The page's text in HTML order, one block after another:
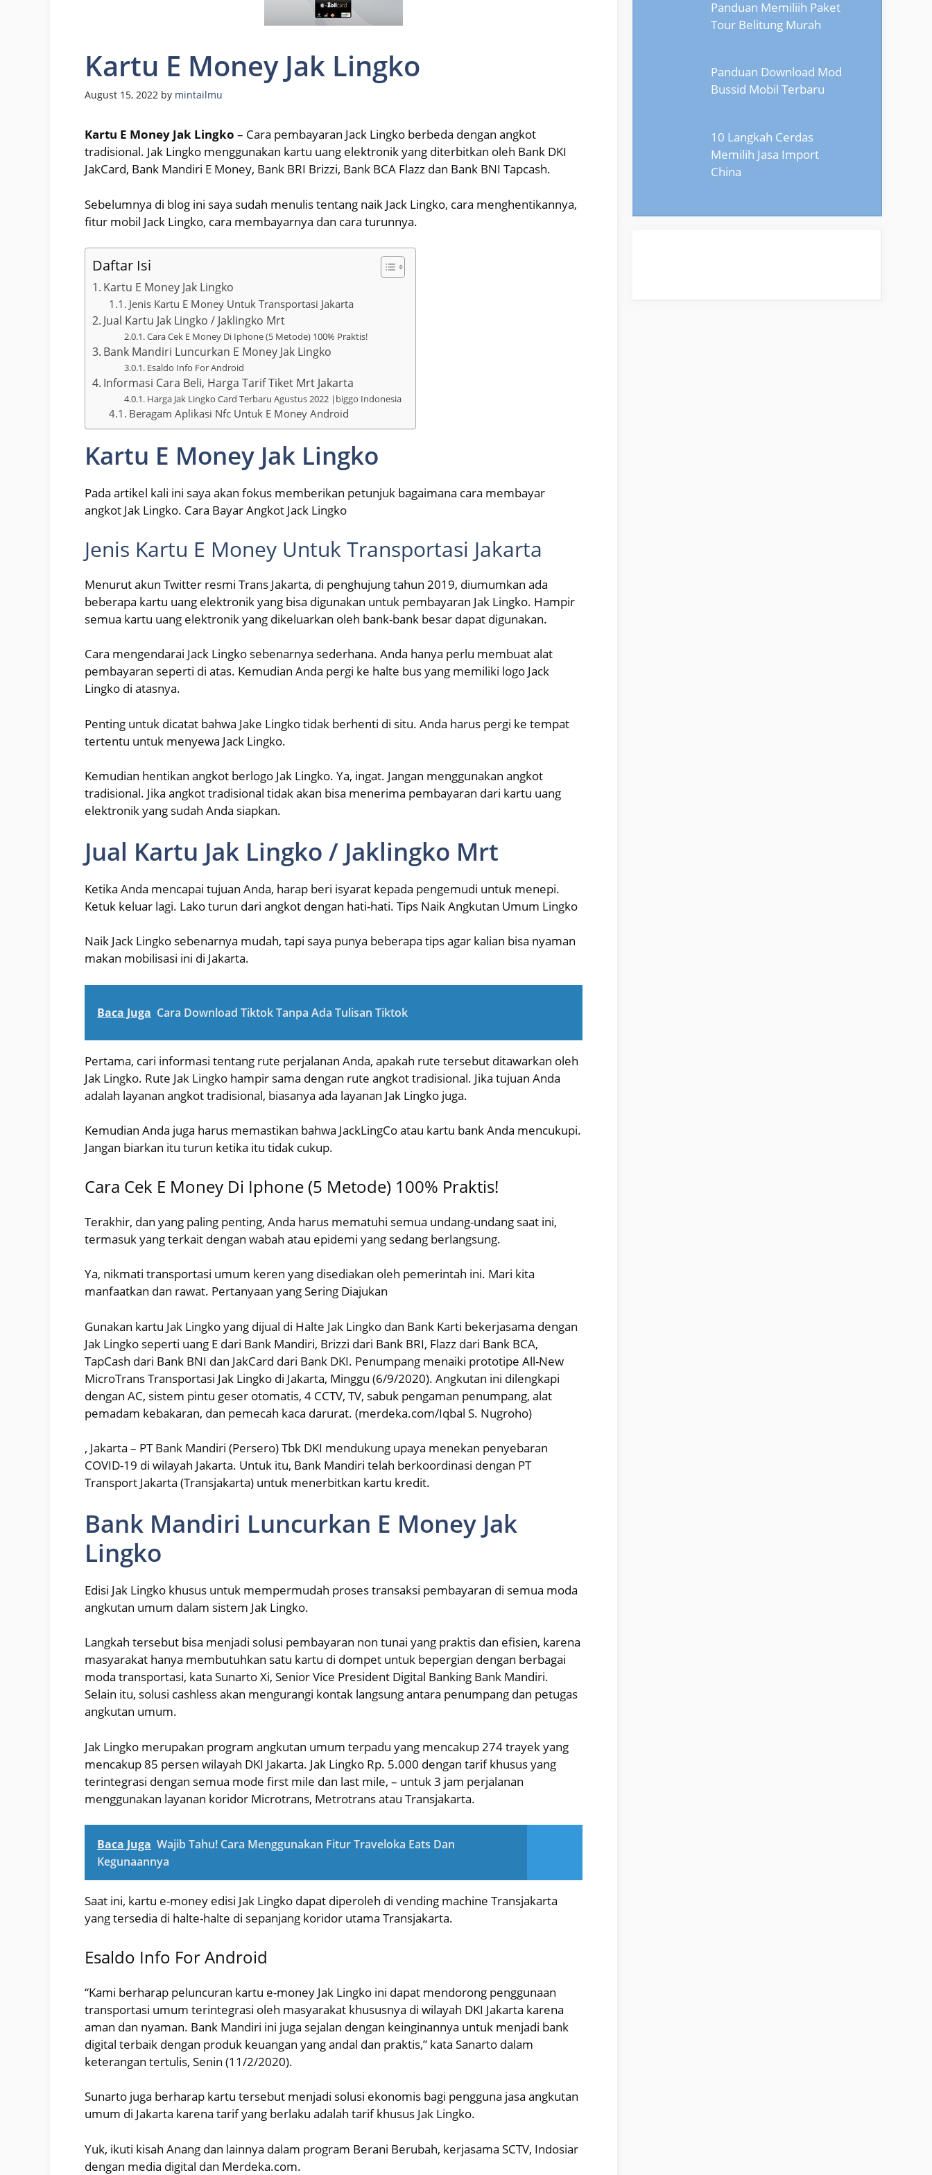
Kartu E Money Jak Lingko
August 15, 2022 by mintailmu
Kartu E Money Jak Lingko – Cara pembayaran Jack Lingko berbeda dengan angkot
tradisional. Jak Lingko menggunakan kartu uang elektronik yang diterbitkan oleh Bank DKI
JakCard, Bank Mandiri E Money, Bank BRI Brizzi, Bank BCA Flazz dan Bank BNI Tapcash.
Sebelumnya di blog ini saya sudah menulis tentang naik Jack Lingko, cara menghentikannya,
fitur mobil Jack Lingko, cara membayarnya dan cara turunnya.
Daftar Isi
Kartu E Money Jak Lingko
Jenis Kartu E Money Untuk Transportasi Jakarta
Jual Kartu Jak Lingko / Jaklingko Mrt
Cara Cek E Money Di Iphone (5 Metode) 100% Praktis!
Bank Mandiri Luncurkan E Money Jak Lingko
Esaldo Info For Android
Informasi Cara Beli, Harga Tarif Tiket Mrt Jakarta
Harga Jak Lingko Card Terbaru Agustus 2022 |biggo Indonesia
Beragam Aplikasi Nfc Untuk E Money Android
Kartu E Money Jak Lingko
Pada artikel kali ini saya akan fokus memberikan petunjuk bagaimana cara membayar
angkot Jak Lingko. Cara Bayar Angkot Jack Lingko
Jenis Kartu E Money Untuk Transportasi Jakarta
Menurut akun Twitter resmi Trans Jakarta, di penghujung tahun 2019, diumumkan ada
beberapa kartu uang elektronik yang bisa digunakan untuk pembayaran Jak Lingko. Hampir
semua kartu uang elektronik yang dikeluarkan oleh bank-bank besar dapat digunakan.
Cara mengendarai Jack Lingko sebenarnya sederhana. Anda hanya perlu membuat alat
pembayaran seperti di atas. Kemudian Anda pergi ke halte bus yang memiliki logo Jack
Lingko di atasnya.
Penting untuk dicatat bahwa Jake Lingko tidak berhenti di situ. Anda harus pergi ke tempat
tertentu untuk menyewa Jack Lingko.
Kemudian hentikan angkot berlogo Jak Lingko. Ya, ingat. Jangan menggunakan angkot
tradisional. Jika angkot tradisional tidak akan bisa menerima pembayaran dari kartu uang
elektronik yang sudah Anda siapkan.
Jual Kartu Jak Lingko / Jaklingko Mrt
Ketika Anda mencapai tujuan Anda, harap beri isyarat kepada pengemudi untuk menepi.
Ketuk keluar lagi. Lako turun dari angkot dengan hati-hati. Tips Naik Angkutan Umum Lingko
Naik Jack Lingko sebenarnya mudah, tapi saya punya beberapa tips agar kalian bisa nyaman
makan mobilisasi ini di Jakarta.
Baca Juga Cara Download Tiktok Tanpa Ada Tulisan Tiktok
Pertama, cari informasi tentang rute perjalanan Anda, apakah rute tersebut ditawarkan oleh
Jak Lingko. Rute Jak Lingko hampir sama dengan rute angkot tradisional. Jika tujuan Anda
adalah layanan angkot tradisional, biasanya ada layanan Jak Lingko juga.
Kemudian Anda juga harus memastikan bahwa JackLingCo atau kartu bank Anda mencukupi.
Jangan biarkan itu turun ketika itu tidak cukup.
Cara Cek E Money Di Iphone (5 Metode) 100% Praktis!
Terakhir, dan yang paling penting, Anda harus mematuhi semua undang-undang saat ini,
termasuk yang terkait dengan wabah atau epidemi yang sedang berlangsung.
Ya, nikmati transportasi umum keren yang disediakan oleh pemerintah ini. Mari kita
manfaatkan dan rawat. Pertanyaan yang Sering Diajukan
Gunakan kartu Jak Lingko yang dijual di Halte Jak Lingko dan Bank Karti bekerjasama dengan
Jak Lingko seperti uang E dari Bank Mandiri, Brizzi dari Bank BRI, Flazz dari Bank BCA,
TapCash dari Bank BNI dan JakCard dari Bank DKI. Penumpang menaiki prototipe All-New
MicroTrans Transportasi Jak Lingko di Jakarta, Minggu (6/9/2020). Angkutan ini dilengkapi
dengan AC, sistem pintu geser otomatis, 4 CCTV, TV, sabuk pengaman penumpang, alat
pemadam kebakaran, dan pemecah kaca darurat. (merdeka.com/Iqbal S. Nugroho)
, Jakarta – PT Bank Mandiri (Persero) Tbk DKI mendukung upaya menekan penyebaran
COVID-19 di wilayah Jakarta. Untuk itu, Bank Mandiri telah berkoordinasi dengan PT
Transport Jakarta (Transjakarta) untuk menerbitkan kartu kredit.
Bank Mandiri Luncurkan E Money Jak
Lingko
Edisi Jak Lingko khusus untuk mempermudah proses transaksi pembayaran di semua moda
angkutan umum dalam sistem Jak Lingko.
Langkah tersebut bisa menjadi solusi pembayaran non tunai yang praktis dan efisien, karena
masyarakat hanya membutuhkan satu kartu di dompet untuk bepergian dengan berbagai
moda transportasi, kata Sunarto Xi, Senior Vice President Digital Banking Bank Mandiri.
Selain itu, solusi cashless akan mengurangi kontak langsung antara penumpang dan petugas
angkutan umum.
Jak Lingko merupakan program angkutan umum terpadu yang mencakup 274 trayek yang
mencakup 85 persen wilayah DKI Jakarta. Jak Lingko Rp. 5.000 dengan tarif khusus yang
terintegrasi dengan semua mode first mile dan last mile, – untuk 3 jam perjalanan
menggunakan layanan koridor Microtrans, Metrotrans atau Transjakarta.
Baca Juga Wajib Tahu! Cara Menggunakan Fitur Traveloka Eats Dan
Kegunaannya
Saat ini, kartu e-money edisi Jak Lingko dapat diperoleh di vending machine Transjakarta
yang tersedia di halte-halte di sepanjang koridor utama Transjakarta.
Esaldo Info For Android
“Kami berharap peluncuran kartu e-money Jak Lingko ini dapat mendorong penggunaan
transportasi umum terintegrasi oleh masyarakat khususnya di wilayah DKI Jakarta karena
aman dan nyaman. Bank Mandiri ini juga sejalan dengan keinginannya untuk menjadi bank
digital terbaik dengan produk keuangan yang andal dan praktis,” kata Sanarto dalam
keterangan tertulis, Senin (11/2/2020).
Sunarto juga berharap kartu tersebut menjadi solusi ekonomis bagi pengguna jasa angkutan
umum di Jakarta karena tarif yang berlaku adalah tarif khusus Jak Lingko.
Yuk, ikuti kisah Anang dan lainnya dalam program Berani Berubah, kerjasama SCTV, Indosiar
dengan media digital dan Merdeka.com.
Panduan Memiliih Paket
Tour Belitung Murah
Panduan Download Mod
Bussid Mobil Terbaru
10 Langkah Cerdas
Memilih Jasa Import
China